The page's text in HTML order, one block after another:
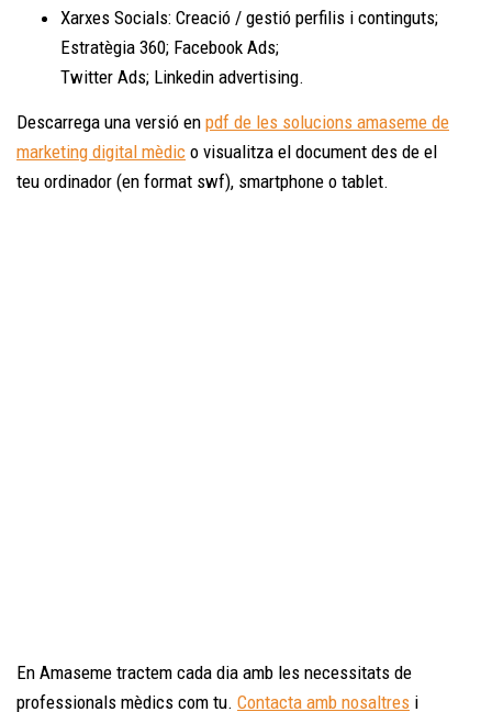
Xarxes Socials: Creació / gestió perfilis i continguts;
Estratègia 360; Facebook Ads;
Twitter Ads; Linkedin advertising.
Descarrega una versió en pdf de les solucions amaseme de
marketing digital mèdic o visualitza el document des de el
teu ordinador (en format swf), smartphone o tablet.
En Amaseme tractem cada dia amb les necessitats de
professionals mèdics com tu. Contacta amb nosaltres i